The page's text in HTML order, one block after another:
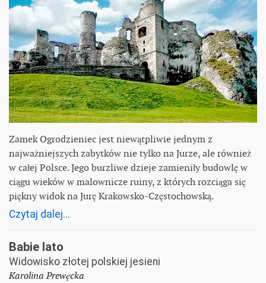
Zamek Ogrodzieniec jest niewątpliwie jednym z
najważniejszych zabytków nie tylko na Jurze, ale również
w całej Polsce. Jego burzliwe dzieje zamieniły budowlę w
ciągu wieków w malownicze ruiny, z których rozciąga się
piękny widok na Jurę Krakowsko-Częstochowską.
Czytaj dalej...
Babie lato
Widowisko złotej polskiej jesieni
Karolina Prewęcka